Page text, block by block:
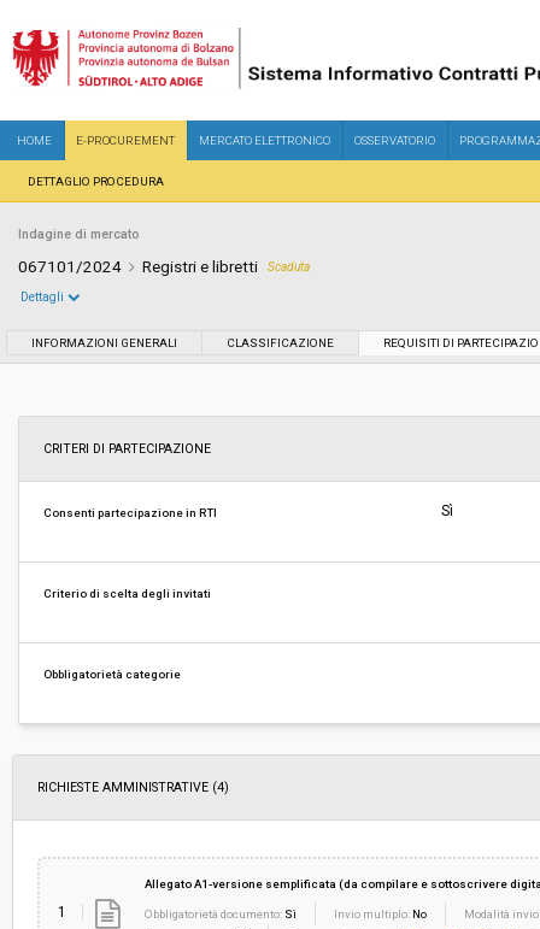
HOME E-PROCUREMENT MERCATO ELETTRONICO OSSERVATORIO
DETTAGLIO PROCEDURA
Indagine di mercato
067101/2024 Registri e libretti Scaduta
Svolgimento:
Importo a base di gara soggetto a
Dettagli
INFORMAZIONI GENERALI CLASSIFICAZIONE REQUISITI DI
CRITERI DI PARTECIPAZIONE
Consenti partecipazione in RTI Sì
Criterio di scelta degli invitati
Obbligatorietà categorie
RICHIESTE AMMINISTRATIVE (4)
1
Allegato A1-versione semplificata (da compilare e sottoscrivere
Obbligatorietà documento: Sì Invio multiplo: No
Modalità